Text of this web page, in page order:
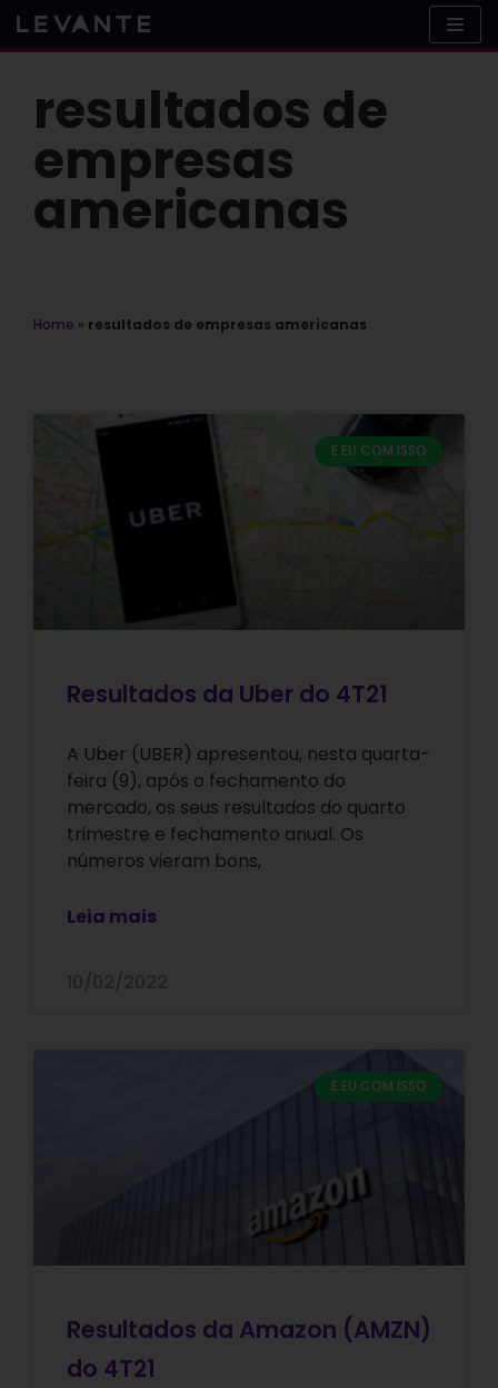
Skip
to
resultados de
empresas
americanas
Home » resultados de empresas americanas
E EU COM ISSO
Resultados da Uber do 4T21
A Uber (UBER) apresentou, nesta quarta-
feira (9), após o fechamento do
mercado, os seus resultados do quarto
trimestre e fechamento anual. Os
números vieram bons,
Leia mais
E EU COM ISSO
Resultados da Amazon (AMZN)
do 4T21